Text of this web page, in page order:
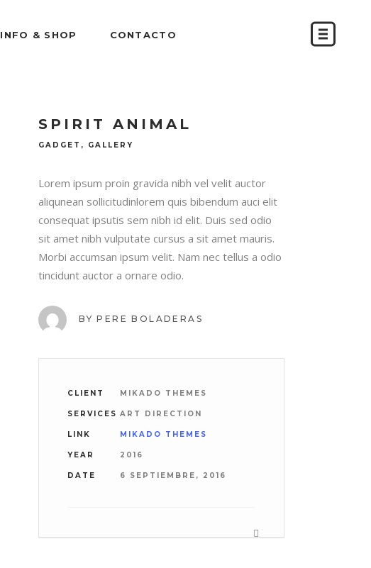
INFO & SHOP CONTACTO
SPIRIT ANIMAL
GADGET, GALLERY
Lorem ipsum proin gravida nibh vel velit auctor
aliqunean sollicitudinlorem quis bibendum auci elit
consequat ipsutis sem nibh id elit. Duis sed odio
sit amet nibh vulputate cursus a sit amet mauris.
Morbi accumsan ipsum velit. Nam nec tellus a odio
tincidunt auctor a ornare odio.
BY PERE BOLADERAS
CLIENT MIKADO THEMES
SERVICES ART DIRECTION
LINK MIKADO THEMES
YEAR 2016
DATE 6 SEPTIEMBRE, 2016